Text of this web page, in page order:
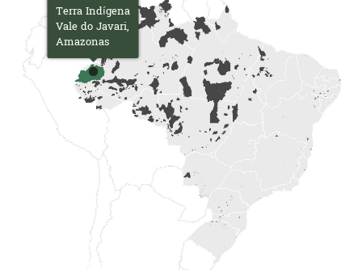
Terra Indígena
Vale do Javari,
Amazonas